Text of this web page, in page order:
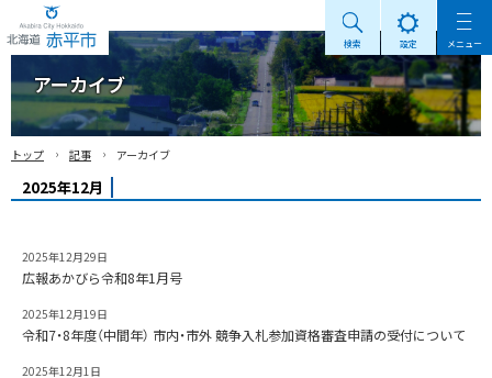
Akabira City Hokkaido 北海道 赤平市
検索 設定 メニュー
アーカイブ
トップ › 記事 › アーカイブ
2025年12月
2025年12月29日
広報あかびら令和8年1月号
2025年12月19日
令和7・8年度（中間年） 市内・市外 競争入札参加資格審査申請の受付について
2025年12月1日